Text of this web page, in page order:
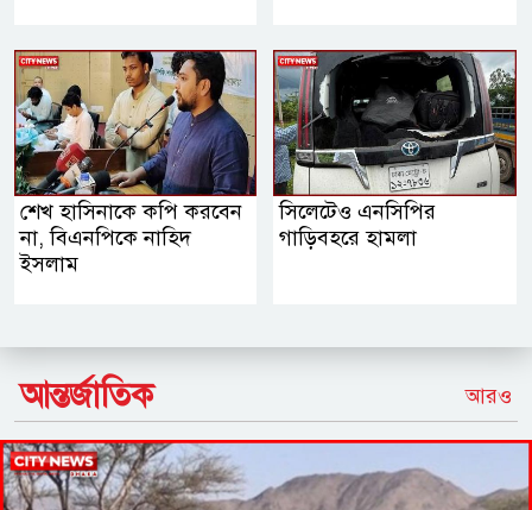
শেখ হাসিনাকে কপি করবেন
না, বিএনপিকে নাহিদ
ইসলাম
সিলেটেও এনসিপির
গাড়িবহরে হামলা
আন্তর্জাতিক আরও